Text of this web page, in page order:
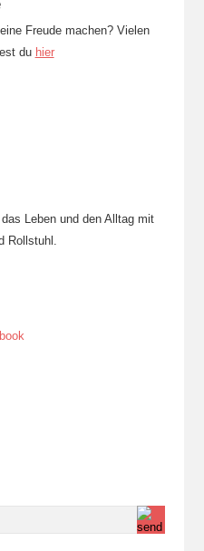
Freude machen? Vielen
du hier
Leben und den Alltag mit
Rollstuhl.